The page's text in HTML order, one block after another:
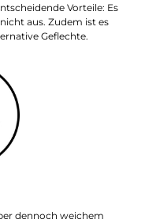
Vorteile: Es
aus. Zudem ist es
Geflechte.
dennoch weichem